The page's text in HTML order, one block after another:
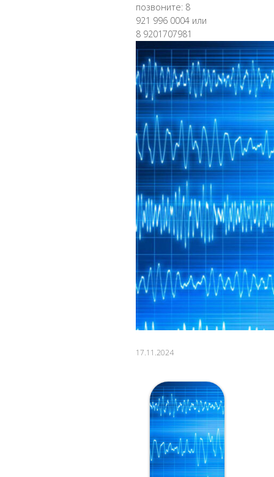
позвоните: 8
921 996 0004 или
8 9201707981
17.11.2024